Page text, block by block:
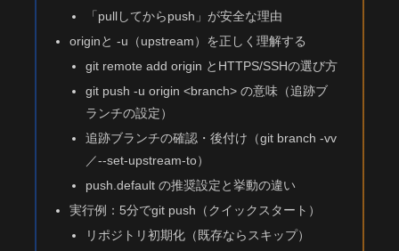
「pullしてからpush」が安全な理由
originと -u（upstream）を正しく理解する
git remote add origin とHTTPS/SSHの選び方
git push -u origin <branch> の意味（追跡ブ
ランチの設定）
追跡ブランチの確認・後付け（git branch -vv
／--set-upstream-to）
push.default の推奨設定と挙動の違い
実行例：5分でgit push（クイックスタート）
リポジトリ初期化（既存ならスキップ）